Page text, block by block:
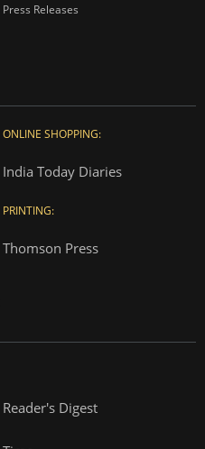
Press Releases
ONLINE SHOPPING:
India Today Diaries
PRINTING:
Thomson Press
Reader's Digest